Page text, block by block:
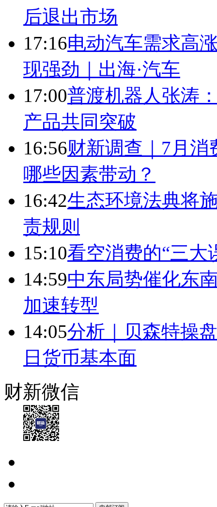
后退出市场
17:16电动汽车需求高
现强劲｜出海·汽车
17:00普渡机器人张涛
产品共同突破
16:56财新调查｜7月
哪些因素带动？
16:42生态环境法典将
责规则
15:10看空消费的“三大
14:59中东局势催化东
加速转型
14:05分析｜贝森特操
日货币基本面
财新微信